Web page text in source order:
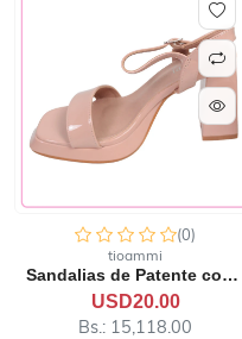
(0)
tioammi
Sandalias de Patente con T...
USD20.00
Bs.: 15,118.00